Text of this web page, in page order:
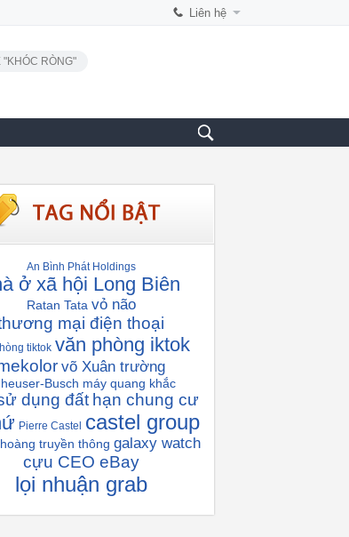
Liên hệ
RÒNG"
An Bình Phát Holdings
ở xã hội Long Biên
Ratan Tata vỏ não
mại điện thoại
tiktok văn phòng iktok
võ Xuân trường
Busch máy quang khắc
dụng đất hạn chung cư
Pierre Castel castel group
truyền thông galaxy watch
cựu CEO eBay
lọi nhuận grab